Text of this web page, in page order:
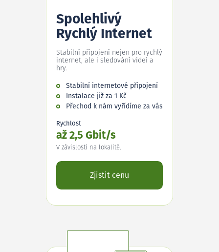
Spolehlivý
Rychlý Internet
Stabilní připojení nejen pro rychlý
internet, ale i sledování videí a
hry.
Stabilní internetové připojení
Instalace již za 1 Kč
Přechod k nám vyřídíme za vás
Rychlost
až 2,5 Gbit/s
V závislosti na lokalitě.
Zjistit cenu